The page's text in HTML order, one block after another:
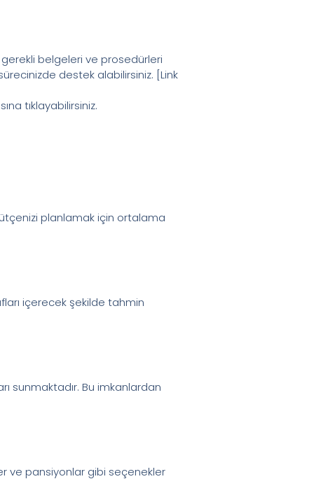
gerekli belgeleri ve prosedürleri
destek alabilirsiniz. [Link
tıklayabilirsiniz.
planlamak için ortalama
içerecek şekilde tahmin
sunmaktadır. Bu imkanlardan
ve pansiyonlar gibi seçenekler